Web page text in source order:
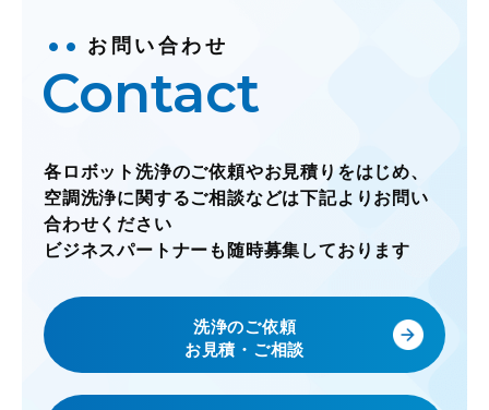
お問い合わせ
Contact
各ロボット洗浄のご依頼やお見積りをはじめ、
空調洗浄に関するご相談などは下記よりお問い
合わせください
ビジネスパートナーも随時募集しております
洗浄のご依頼
お見積・ご相談